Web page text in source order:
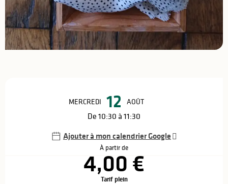
MERCREDI 12 AOÛT
De 10:30 à 11:30
Ajouter à mon calendrier Google
À partir de
4,00 €
Tarif plein